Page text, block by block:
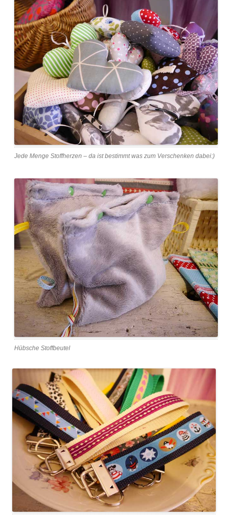
Jede Menge Stoffherzen – da ist bestimmt was zum Verschenken dabei:)
Hübsche Stoffbeutel